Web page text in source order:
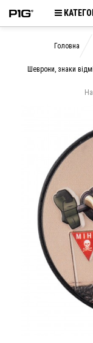
Головна
Шеврони, знаки